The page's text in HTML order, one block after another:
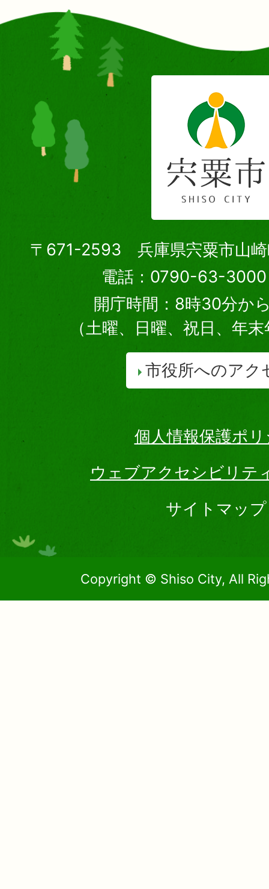
〒671-2593 兵庫県宍粟市山崎
電話：0790-63-3000
開庁時間：8時30分か
（土曜、日曜、祝日、年
市役所へのアク
個人情報保護ポ
ウェブアクセシビリテ
サイトマップ
Copyright © Shiso City, All